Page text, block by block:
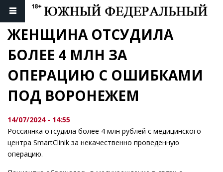
ЖЕНЩИНА ОТСУДИЛА
БОЛЕЕ 4 МЛН ЗА
ОПЕРАЦИЮ С ОШИБКАМИ
ПОД ВОРОНЕЖЕМ
14/07/2024 - 14:55
Россиянка отсудила более 4 млн рублей с медицинского
центра SmartClinik за некачественно проведенную
операцию.